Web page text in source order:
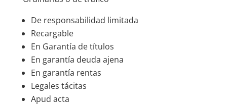
De responsabilidad limitada
Recargable
En Garantía de títulos
En garantía deuda ajena
En garantía rentas
Legales tácitas
Apud acta